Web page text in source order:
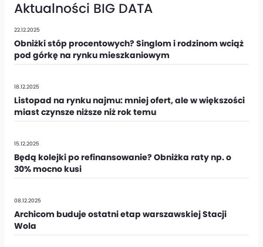
Aktualności BIG DATA
22.12.2025
Obniżki stóp procentowych? Singlom i rodzinom wciąż
pod górkę na rynku mieszkaniowym
18.12.2025
Listopad na rynku najmu: mniej ofert, ale w większości
miast czynsze niższe niż rok temu
15.12.2025
Będą kolejki po refinansowanie? Obniżka raty np. o
30% mocno kusi
08.12.2025
Archicom buduje ostatni etap warszawskiej Stacji
Wola